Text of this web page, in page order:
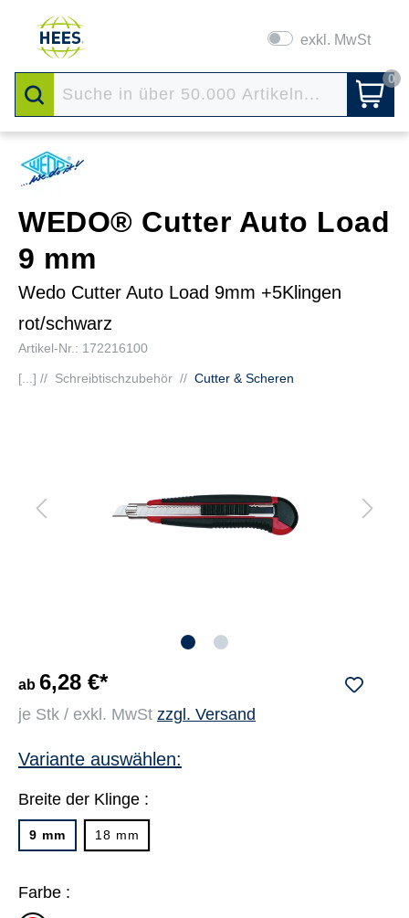
exkl. MwSt
0
WEDO® Cutter Auto Load
9 mm
Wedo Cutter Auto Load 9mm +5Klingen
rot/schwarz
Artikel-Nr.: 172216100
[...] // Schreibtischzubehör // Cutter & Scheren
ab 6,28 €*
je Stk / exkl. MwSt zzgl. Versand
Variante auswählen:
Breite der Klinge :
9 mm 18 mm
Farbe :